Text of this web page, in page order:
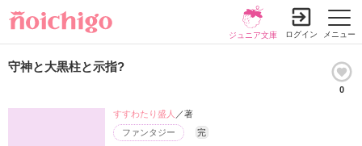
メニュー
ジュニア文庫 ログイン
守神と大黒柱と示指?
0
ファンタジー 完
すすわたり盛人 ／著